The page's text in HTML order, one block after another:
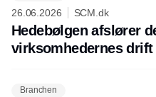
26.06.2026 SCM.dk
Hedebølgen afslører
virksomhedernes drift
Branchen